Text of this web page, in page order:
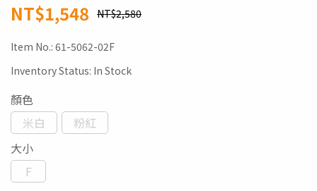
NT$1,548 NT$2,580
Item No.: 61-5062-02F
Inventory Status: In Stock
顏色
米白
粉紅
大小
F